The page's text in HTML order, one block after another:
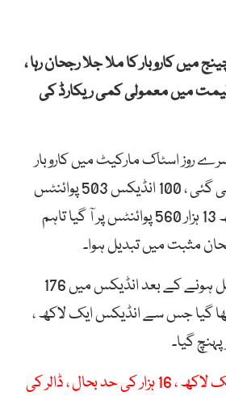
میں کاروبار کا ملا جلا رجحان رہا ،
میں معمولی کمی ریکارڈ کی
روز اسٹاک مارکیٹ میں کاروبار
کے آغاز پر مندی دیکھی گئی ، 100 انڈیکس 503 پوائنٹس
کی کمی سے ایک لاکھ 13 ہزار 560 پوائنٹس پر آ گیا تاہم
مثبت میں تبدیل ہوا۔
کاروبار مثبت میں تبدیل ہونے کے بعد انڈیکس میں 176
گیا جس سے انڈیکس ایک لاکھ ،
اسٹاک مارکیٹ میں ایک لاکھ ، 16 ہزار کی حد بحال ، ڈالر کی